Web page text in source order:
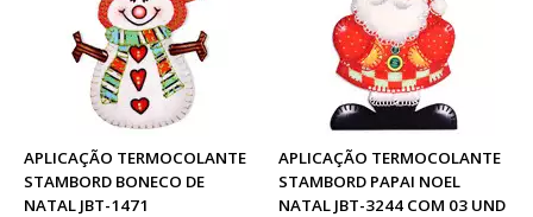
APLICAÇÃO TERMOCOLANTE
STAMBORD BONECO DE
NATAL JBT-1471
APLICAÇÃO TERMOCOLANTE
STAMBORD PAPAI NOEL
NATAL JBT-3244 COM 03 UND